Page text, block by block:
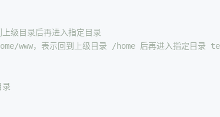
级目录后再进入指定目录
www，表示回到上级目录 /home 后再进入指定目
录